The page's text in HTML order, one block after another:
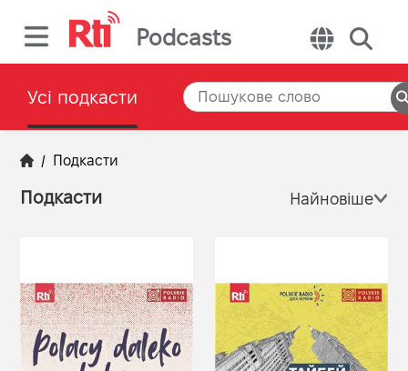
Podcasts
Усі подкасти
/ Подкасти
Подкасти